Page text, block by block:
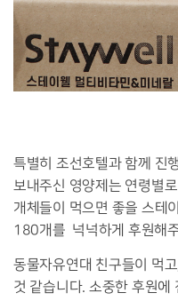
특별히 조선호텔과 함께 진
보내주신 영양제는 연령별
개체들이 먹으면 좋을 스테
180개를 넉넉하게 후원해
동물자유연대 친구들이 먹
것 같습니다. 소중한 후원